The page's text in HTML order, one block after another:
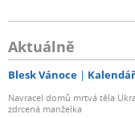
Aktuálně
Blesk Vánoce
Navracel domů mrtvá těla
zdrcená manželka